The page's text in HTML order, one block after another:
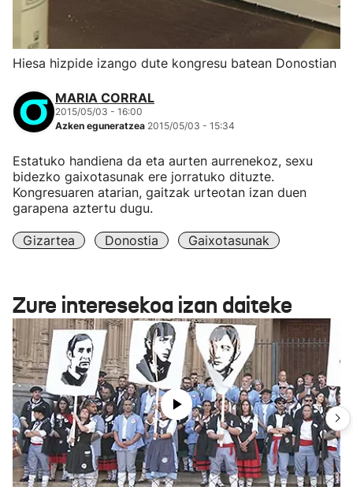
Hiesa hizpide izango dute kongresu batean Donostian
MARIA CORRAL
2015/05/03 - 16:00
Azken eguneratzea 2015/05/03 - 15:34
Estatuko handiena da eta aurten aurrenekoz, sexu
bidezko gaixotasunak ere jorratuko dituzte.
Kongresuaren atarian, gaitzak urteotan izan duen
garapena aztertu dugu.
Gizartea Donostia Gaixotasunak
Zure interesekoa izan daiteke